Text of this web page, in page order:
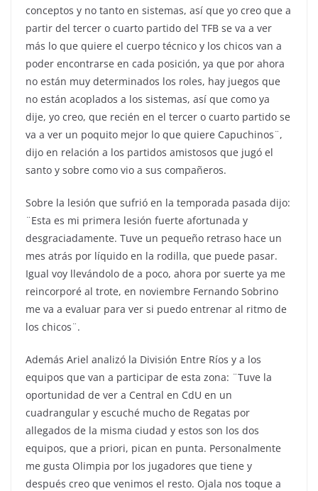
conceptos y no tanto en sistemas, así que yo creo que a
partir del tercer o cuarto partido del TFB se va a ver
más lo que quiere el cuerpo técnico y los chicos van a
poder encontrarse en cada posición, ya que por ahora
no están muy determinados los roles, hay juegos que
no están acoplados a los sistemas, así que como ya
dije, yo creo, que recién en el tercer o cuarto partido se
va a ver un poquito mejor lo que quiere Capuchinos¨,
dijo en relación a los partidos amistosos que jugó el
santo y sobre como vio a sus compañeros.
Sobre la lesión que sufrió en la temporada pasada dijo:
¨Esta es mi primera lesión fuerte afortunada y
desgraciadamente. Tuve un pequeño retraso hace un
mes atrás por líquido en la rodilla, que puede pasar.
Igual voy llevándolo de a poco, ahora por suerte ya me
reincorporé al trote, en noviembre Fernando Sobrino
me va a evaluar para ver si puedo entrenar al ritmo de
los chicos¨.
Además Ariel analizó la División Entre Ríos y a los
equipos que van a participar de esta zona: ¨Tuve la
oportunidad de ver a Central en CdU en un
cuadrangular y escuché mucho de Regatas por
allegados de la misma ciudad y estos son los dos
equipos, que a priori, pican en punta. Personalmente
me gusta Olimpia por los jugadores que tiene y
después creo que venimos el resto. Ojala nos toque a